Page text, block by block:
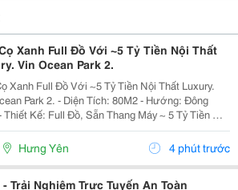
Xanh Full Đồ Với ~5 Tỷ Tiền Nội Thất
Vin Ocean Park 2.
Xanh Full Đồ Với ~5 Tỷ Tiền Nội Thất Luxury.
- Diện Tích: 80M2 - Hướng: Đông
Hưng Yên 4 phút trước
- Trải Nghiệm Trực Tuyến An Toàn